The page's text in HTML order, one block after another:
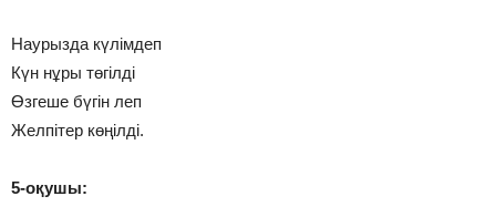
Наурызда күлімдеп
Күн нұры төгілді
Өзгеше бүгін леп
Желпітер көңілді.
5-оқушы: